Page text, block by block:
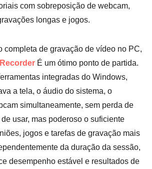
com sobreposição de webcam,
longas e jogos.
completa de gravação de vídeo no PC,
É um ótimo ponto de partida.
integradas do Windows,
a tela, o áudio do sistema, o
simultaneamente, sem perda de
usar, mas poderoso o suficiente
jogos e tarefas de gravação mais
da duração da sessão,
desempenho estável e resultados de